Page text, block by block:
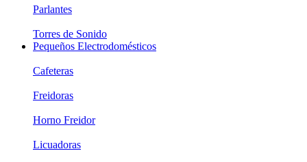
Parlantes
Torres de Sonido
Pequeños Electrodomésticos
Cafeteras
Freidoras
Horno Freidor
Licuadoras